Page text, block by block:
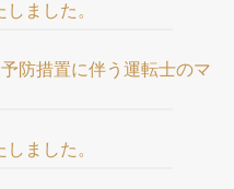
ました。
防措置に伴う運転士のマ
ました。